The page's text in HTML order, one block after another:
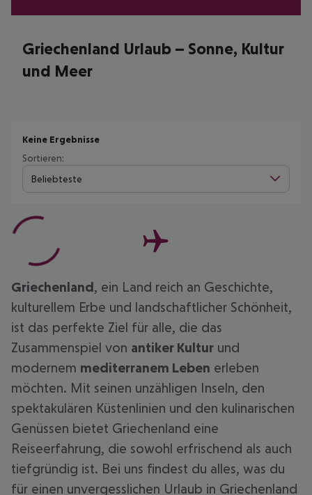
Griechenland Urlaub – Sonne, Kultur
und Meer
Keine Ergebnisse
Sortieren:
Beliebteste
Griechenland, ein Land reich an Geschichte,
kulturellem Erbe und landschaftlicher Schönheit,
ist das perfekte Ziel für alle, die das
Zusammenspiel von antiker Kultur und
modernem mediterranem Leben erleben
möchten. Mit seinen unzähligen Inseln, den
spektakulären Küstenlinien und den kulinarischen
Genüssen bietet Griechenland eine
Reiseerfahrung, die sowohl erfrischend als auch
tiefgründig ist. Bei uns findest du alles, was du
für einen unvergesslichen Urlaub in Griechenland